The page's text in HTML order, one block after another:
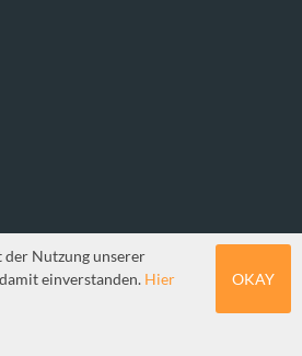
Nutzung unserer
einverstanden. Hier
OKAY